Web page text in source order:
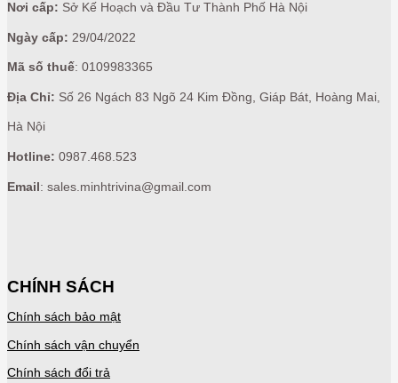
Nơi cấp: Sở Kế Hoạch và Đầu Tư Thành Phố Hà Nội
Ngày cấp: 29/04/2022
Mã số thuế: 0109983365
Địa Chỉ: Số 26 Ngách 83 Ngõ 24 Kim Đồng, Giáp Bát, Hoàng Mai,
Hà Nội
Hotline: 0987.468.523
Email: sales.minhtrivina@gmail.com
CHÍNH SÁCH
Chính sách bảo mật
Chính sách vận chuyển
Chính sách đổi trả